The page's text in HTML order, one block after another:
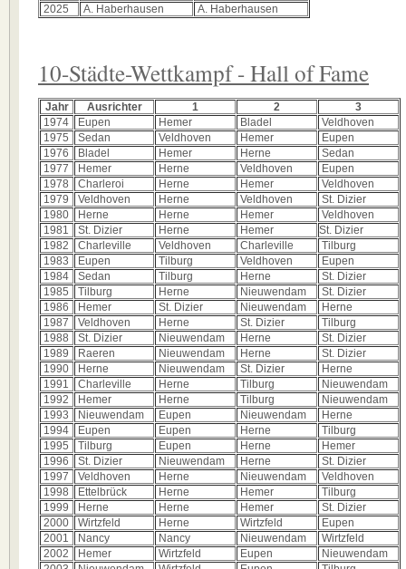
2025 A. Haberhausen A. Haberhausen
10-Städte-Wettkampf - Hall of Fame
Jahr Ausrichter 1 2
3
1974
Eupen Hemer Bladel
Veldhoven
1975
Sedan Veldhoven Hemer
Eupen
1976
Bladel Hemer Herne
Sedan
1977
Hemer Herne Veldhoven
Eupen
1978
Charleroi Herne Hemer
Veldhoven
1979
Veldhoven Herne Veldhoven
St. Dizier
1980
Herne Herne Hemer
Veldhoven
1981
St. Dizier Herne Hemer
St. Dizier
1982
Charleville Veldhoven Charleville
Tilburg
1983
Eupen Tilburg Veldhoven
Eupen
1984
Sedan Tilburg Herne
St. Dizier
1985
Tilburg Herne Nieuwendam
St. Dizier
1986
Hemer St. Dizier Nieuwendam
Herne
1987
Veldhoven Herne St. Dizier
Tilburg
1988
St. Dizier Nieuwendam Herne
St. Dizier
1989
Raeren Nieuwendam Herne
St. Dizier
1990
Herne Nieuwendam St. Dizier
Herne
1991
Charleville Herne Tilburg
Nieuwendam
1992
Hemer Herne Tilburg
Nieuwendam
1993
Nieuwendam Eupen Nieuwendam
Herne
1994
Eupen Eupen Herne
Tilburg
1995
Tilburg Eupen Herne
Hemer
1996
St. Dizier Nieuwendam Herne
St. Dizier
1997
Veldhoven Herne Nieuwendam
Veldhoven
1998
Ettelbrück Herne Hemer
Tilburg
1999
Herne Herne Hemer
St. Dizier
2000
Wirtzfeld Herne Wirtzfeld
Eupen
2001
Nancy Nancy Nieuwendam
Wirtzfeld
2002
Hemer Wirtzfeld Eupen
Nieuwendam